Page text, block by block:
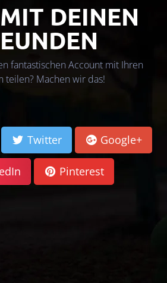
DEINEN
fantastischen Account mit Ihren
teilen? Machen wir das!
Twitter Google+
Pinterest